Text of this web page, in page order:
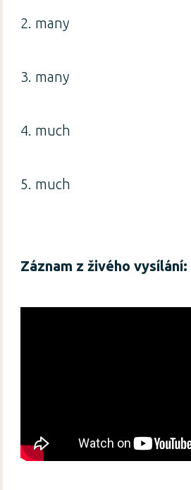
2. many
3. many
4. much
5. much
Záznam z živého vysílání: